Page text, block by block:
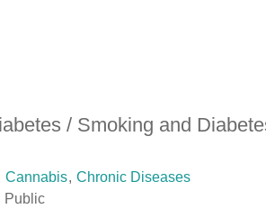
/ Smoking and
Cannabis, Chronic Diseases
Public